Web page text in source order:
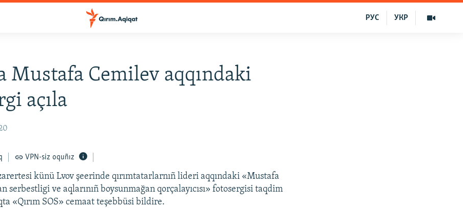
УКР
РУС
Mustafa Cemilev aqqındaki
açıla
VPN-siz oquñız
künü Lvov şeerinde qırımtatarlarnıñ lideri aqqındaki «Mustafa
serbestligi ve aqlarınıñ boysunmağan qorçalayıcısı» fotosergisi taqdim
«Qırım SOS» cemaat teşebbüsi bildire.